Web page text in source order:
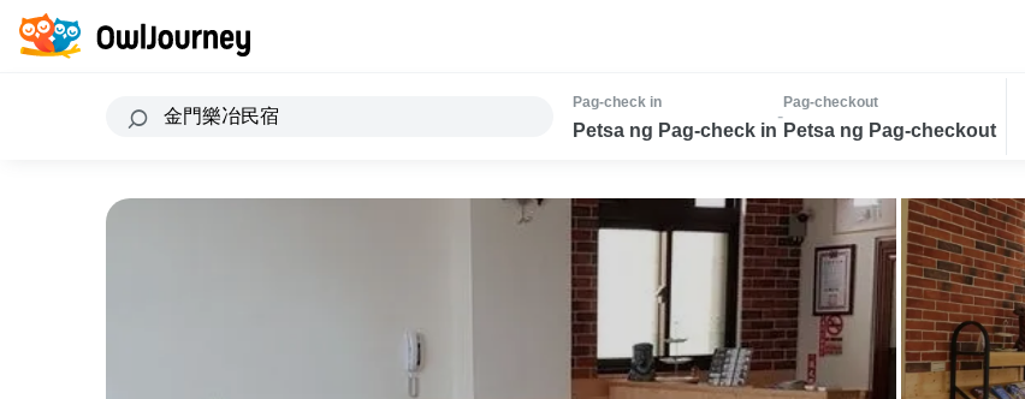
Pag-check in
Petsa ng Pag-check in
-
Pag-checkout
Petsa ng Pag-checkout